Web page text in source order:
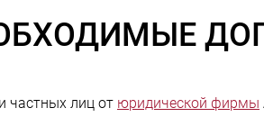
и частных лиц от юридической фирмы